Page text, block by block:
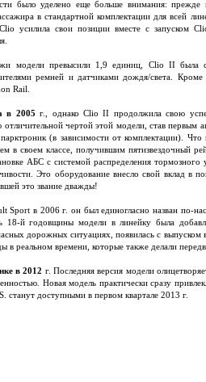
было уделено еще больше внимания:
в стандартной комплектации для всей
усилила свои позиции вместе с
модели превысили 1,9 единиц, Clio II была
ремней и датчиками дождя/света.
Rail.
в 2005 г., однако Clio II продолжила свою
чертой этой модели, став первым
(в зависимости от комплектации).
в своем классе, получившим пятизвездочный
АБС с системой распределения
Это оборудование внесло свой вклад в
это звание дважды!
Sport в 2006 г. он был единогласно назван
й годовщины модели в линейку была
дорожных ситуациях, появилась с выпуском
в реальном времени, которые также делали
в 2012 г. Последняя версия модели
Новая модель практически сразу
станут доступными в первом квартале 2013 г.